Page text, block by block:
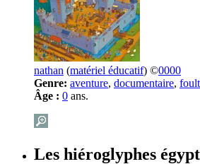
nathan (matériel éducatif) ©0000
Genre: aventure, documentaire,
Âge : 0 ans.
Les hiéroglyphes